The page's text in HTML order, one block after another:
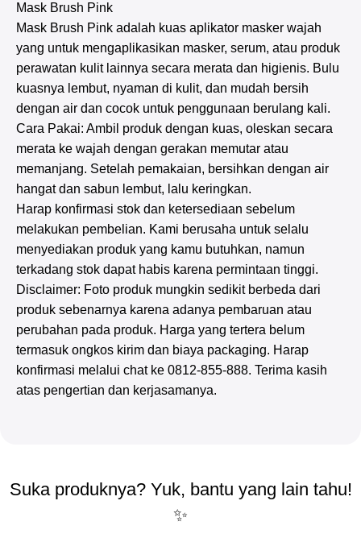
Mask Brush Pink
Mask Brush Pink adalah kuas aplikator masker wajah
yang untuk mengaplikasikan masker, serum, atau produk
perawatan kulit lainnya secara merata dan higienis. Bulu
kuasnya lembut, nyaman di kulit, dan mudah bersih
dengan air dan cocok untuk penggunaan berulang kali.
Cara Pakai: Ambil produk dengan kuas, oleskan secara
merata ke wajah dengan gerakan memutar atau
memanjang. Setelah pemakaian, bersihkan dengan air
hangat dan sabun lembut, lalu keringkan.
Harap konfirmasi stok dan ketersediaan sebelum
melakukan pembelian. Kami berusaha untuk selalu
menyediakan produk yang kamu butuhkan, namun
terkadang stok dapat habis karena permintaan tinggi.
Disclaimer: Foto produk mungkin sedikit berbeda dari
produk sebenarnya karena adanya pembaruan atau
perubahan pada produk. Harga yang tertera belum
termasuk ongkos kirim dan biaya packaging. Harap
konfirmasi melalui chat ke 0812-855-888. Terima kasih
atas pengertian dan kerjasamanya.
Suka produknya? Yuk, bantu yang lain tahu!
✨